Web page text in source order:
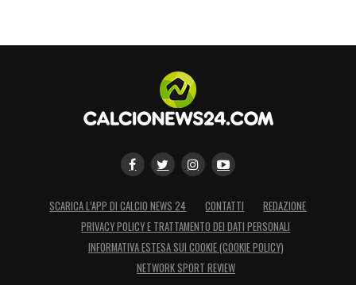
SCARICA L’APP DI CALCIO NEWS 24 CONTATTI
REDAZIONE
PRIVACY POLICY E TRATTAMENTO DEI DATI PERSONALI
INFORMATIVA ESTESA SUI COOKIE (COOKIE POLICY)
NETWORK SPORT REVIEW